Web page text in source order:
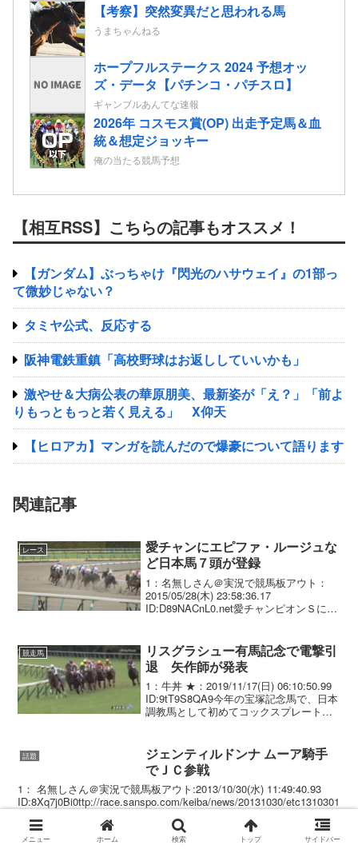
【考察】突然変異だと思われる馬
うまちゃんねる
ホープフルステークス 2024 予想オッ
ズ・データ【パチンコ・パチスロ】
ギャンブルあんてな速報
2026年 コスモス賞(OP) 出走予定馬＆血
統＆想定ジョッキー
俺の当たる競馬予想
【相互RSS】こちらの記事もオススメ！
【ガンダム】ぶっちゃけ『閃光のハサウェイ』の1部っ
て微妙じゃない？
タミヤ公式、反応する
阪神電鉄重鎮「高校野球はお返ししていいかも」
激やせ＆大病公表の華原朋美、最新姿が「え？」「前よ
りもっともっと若く見える」 X仰天
【ヒロアカ】マンガを読んだので爆豪について語ります
関連記事
レース
愛チャンにエピファ・ルージュな
ど日本馬７頭が登録
1：名無しさん＠実況で競馬板アウト：
2015/05/28(木) 23:58:36.17
ID:D89NACnL0.net愛チャンピオンＳに日
イリッシュチャンピオンＳ...
競走馬
リスグラシュー有馬記念で電撃引
退 矢作師が発表
1：牛丼 ★：2019/11/17(日) 06:10:50.99
ID:9tT9S8QA9今年の宝塚記念馬で、日本
調教馬として初めてコックスプレート・
２２日・中山）を最後...
話題
ジェンティルドンナ ムーア騎手
でＪＣ参戦
1： 名無しさん＠実況で競馬板アウト:2013/10/30(水) 11:49:40.93
ID:8Xq7j0Bi0ttp://race.sanspo.com/keiba/news/20131030/etc1310301
メニュー ホーム 検索 トップ サイドバー